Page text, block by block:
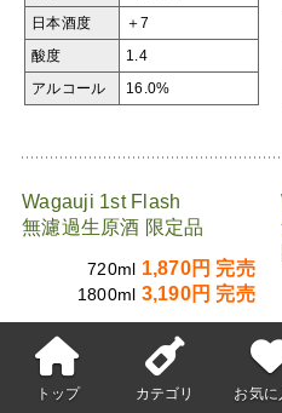
日本酒度 ＋7
酸度 1.4
アルコール 16.0%
Wagauji 1st Flash
無濾過生原酒 限定品
720ml 1,870円 完売
1800ml 3,190円 完売
トップ カテゴリ お気に